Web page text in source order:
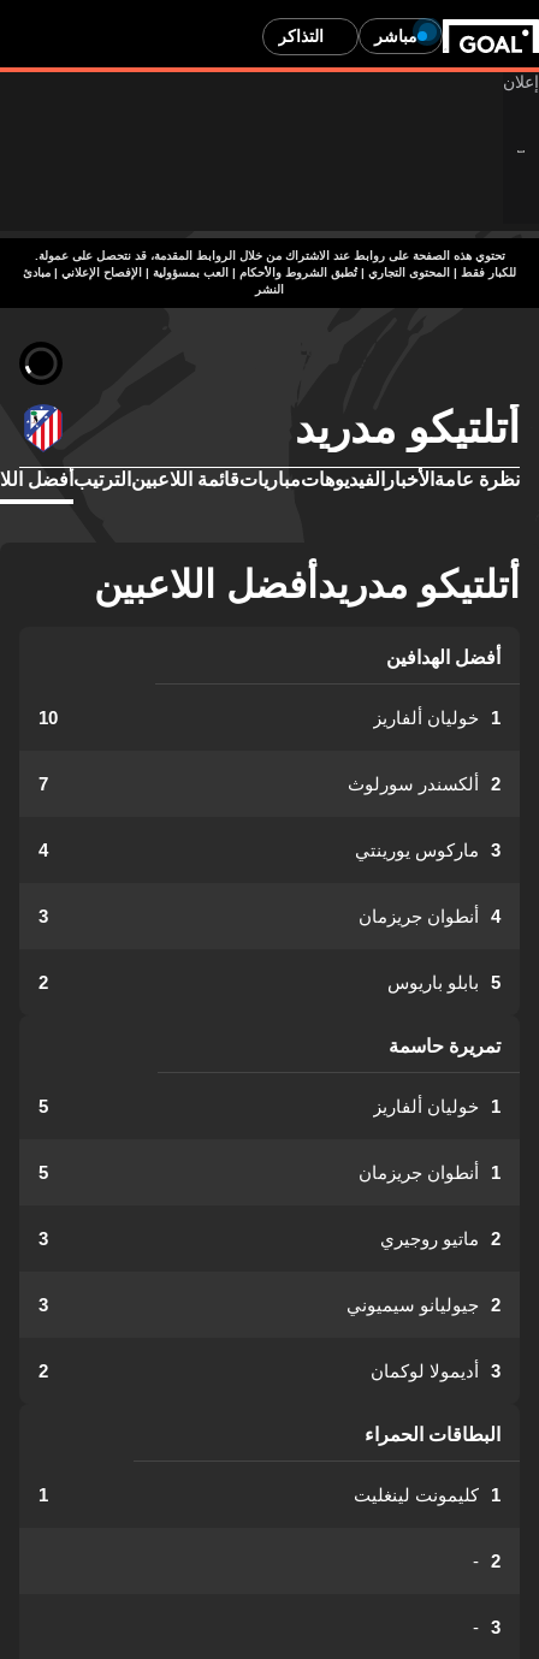
مباشر التذاكر
تحتوي هذه الصفحة على روابط عند الاشتراك من خلال الروابط المقدمة، قد نتحصل على عمولة.
للكبار فقط | المحتوى التجاري | تُطبق الشروط والأحكام | العب بمسؤولية
| الإفصاح الإعلاني | مبادئ
النشر
أتلتيكو مدريد
نظرة عامة الأخبار الفيديوهاتمبارياتقائمة اللاعبين الترتيب أفضل
أتلتيكو مدريدأفضل اللاعبين
أفضل الهدافين
1 خوليان ألفاريز 10
2 ألكسندر سورلوث 7
3 ماركوس يورينتي 4
4 أنطوان جريزمان 3
5 بابلو باريوس 2
تمريرة حاسمة
1 خوليان ألفاريز 5
1 أنطوان جريزمان 5
2 ماتيو روجيري 3
2 جيوليانو سيميوني 3
3 أديمولا لوكمان 2
البطاقات الحمراء
1 كليمونت لينغليت 1
2
-
3
-